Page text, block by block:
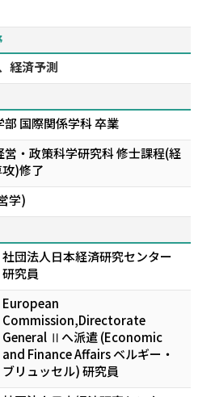
経済予測
国際関係学科 卒業
営・政策科学研究科 修士課程(経
)修了
学)
社団法人日本経済研究センター
研究員
European
Commission,Directorate
General Ⅱへ派遣 (Economic
and Finance Affairs ベルギー・
ブリュッセル) 研究員